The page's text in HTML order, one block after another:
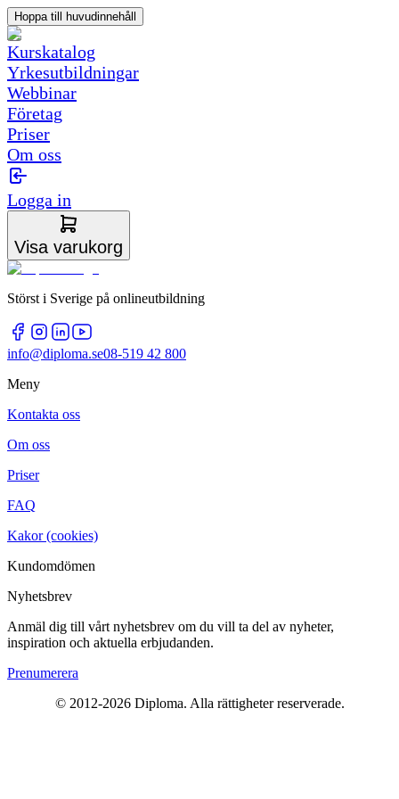
Hoppa till huvudinnehåll
Kurskatalog
Yrkesutbildningar
Webbinar
Företag
Priser
Om oss
Logga in
Visa varukorg
Störst i Sverige på onlineutbildning
info@diploma.se08-519 42 800
Meny
Kontakta oss
Om oss
Priser
FAQ
Kakor (cookies)
Kundomdömen
Nyhetsbrev
Anmäl dig till vårt nyhetsbrev om du vill ta del av nyheter,
inspiration och aktuella erbjudanden.
Prenumerera
© 2012-2026 Diploma. Alla rättigheter reserverade.